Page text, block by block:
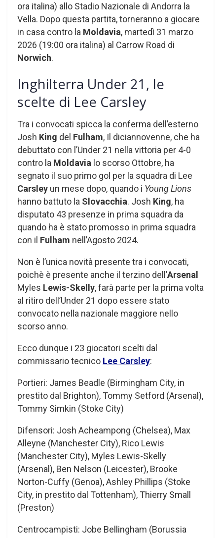
ora italina) allo Stadio Nazionale di Andorra la
Vella. Dopo questa partita, torneranno a giocare
in casa contro la Moldavia, martedì 31 marzo
2026 (19:00 ora italina) al Carrow Road di
Norwich.
Inghilterra Under 21, le
scelte di Lee Carsley
Tra i convocati spicca la conferma dell’esterno
Josh King del Fulham, Il diciannovenne, che ha
debuttato con l’Under 21 nella vittoria per 4-0
contro la Moldavia lo scorso Ottobre, ha
segnato il suo primo gol per la squadra di Lee
Carsley un mese dopo, quando i Young Lions
hanno battuto la Slovacchia. Josh King, ha
disputato 43 presenze in prima squadra da
quando ha è stato promosso in prima squadra
con il Fulham nell’Agosto 2024.
Non è l’unica novità presente tra i convocati,
poichè è presente anche il terzino dell’Arsenal
Myles Lewis-Skelly, farà parte per la prima volta
al ritiro dell’Under 21 dopo essere stato
convocato nella nazionale maggiore nello
scorso anno.
Ecco dunque i 23 giocatori scelti dal
commissario tecnico Lee Carsley:
Portieri: James Beadle (Birmingham City, in
prestito dal Brighton), Tommy Setford (Arsenal),
Tommy Simkin (Stoke City)
Difensori: Josh Acheampong (Chelsea), Max
Alleyne (Manchester City), Rico Lewis
(Manchester City), Myles Lewis-Skelly
(Arsenal), Ben Nelson (Leicester), Brooke
Norton-Cuffy (Genoa), Ashley Phillips (Stoke
City, in prestito dal Tottenham), Thierry Small
(Preston)
Centrocampisti: Jobe Bellingham (Borussia